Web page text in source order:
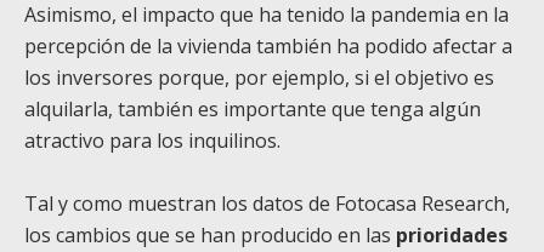
Asimismo, el impacto que ha tenido la pandemia en la
percepción de la vivienda también ha podido afectar a
los inversores porque, por ejemplo, si el objetivo es
alquilarla, también es importante que tenga algún
atractivo para los inquilinos.
Tal y como muestran los datos de Fotocasa Research,
los cambios que se han producido en las prioridades